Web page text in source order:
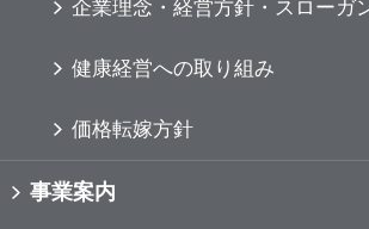
企業理念・経営方針・スローガ
健康経営への取り組み
価格転嫁方針
事業案内